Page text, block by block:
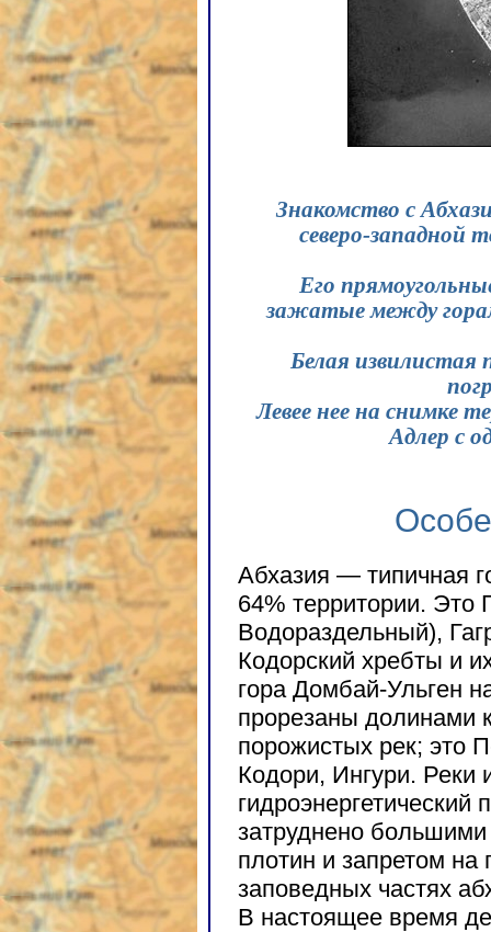
Знакомство с
северо-западной
Его
зажатые между
Белая
Левее нее на снимке
Адлер с
Абхазия — типичная
64% территории. Это
Водораздельный),
Кодорский хребты и
гора Домбай-Ульген
прорезаны долинами
порожистых рек; это
Кодори, Ингури.
гидроэнергетический
затруднено большими
плотин и запретом
заповедных частях
В настоящее время